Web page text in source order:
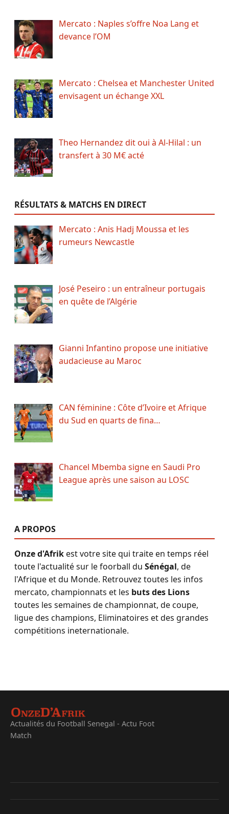
Mercato : Naples s’offre Noa Lang et
devance l’OM
Mercato : Chelsea et Manchester United
envisagent un échange XXL
Theo Hernandez dit oui à Al-Hilal : un
transfert à 30 M€ acté
RÉSULTATS & MATCHS EN DIRECT
Mercato : Anis Hadj Moussa et les
rumeurs Newcastle
José Peseiro : un entraîneur portugais
en quête de l’Algérie
Gianni Infantino propose une initiative
audacieuse au Maroc
CAN féminine : Côte d’Ivoire et Afrique
du Sud en quarts de fina…
Chancel Mbemba signe en Saudi Pro
League après une saison au LOSC
A PROPOS
Onze d'Afrikest votre site qui traite en temps réel
toute l'actualité sur le foorball du Sénégal, de
l'Afrique et du Monde. Retrouvez toutes les infos
mercato, championnats et les buts des Lions
toutes les semaines de championnat, de coupe,
ligue des champions, Eliminatoires et des grandes
compétitions ineternationale.
Actualités du Football Senegal - Actu Foot
Match